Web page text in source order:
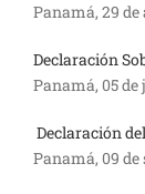
Panamá, 29
Declaración
Panamá, 05
Declaración
Panamá, 09